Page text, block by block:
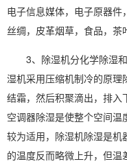
电子信息媒体，电子原器件
丝绸，皮革烟草，食品， 茶
3、除湿机分化学除湿和
湿机采用压缩机制冷的原理
结霜，然后积聚滴出，排入
空调器除湿是使整个空间
较为适用，除湿机除湿是机
的温度反而略微上升，但